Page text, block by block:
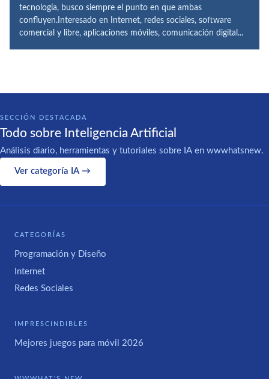
tecnología, busco siempre el punto en que ambas
confluyen.Interesado en Internet, redes sociales, software
comercial y libre, aplicaciones móviles, comunicación digital...
SECCIÓN DESTACADA
Todo sobre Inteligencia Artificial
Análisis diario, herramientas y tutoriales sobre IA en wwwhatsnew.
Ver categoría IA →
CATEGORÍAS
Programación y Diseño
Internet
Redes Sociales
IMPRESCINDIBLES
Mejores juegos para móvil 2026